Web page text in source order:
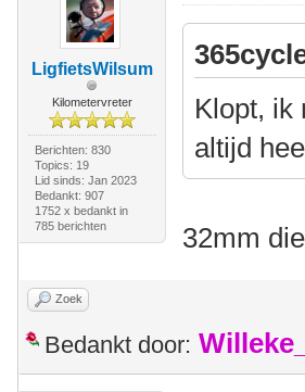
LigfietsWilsum
Kilometervreter
Berichten: 830
Topics: 19
Lid sinds: Jan 2023
Bedankt: 907
1752 x bedankt in
785 berichten
Klopt, ik
altijd
32mm
Zoek
Bedankt door: